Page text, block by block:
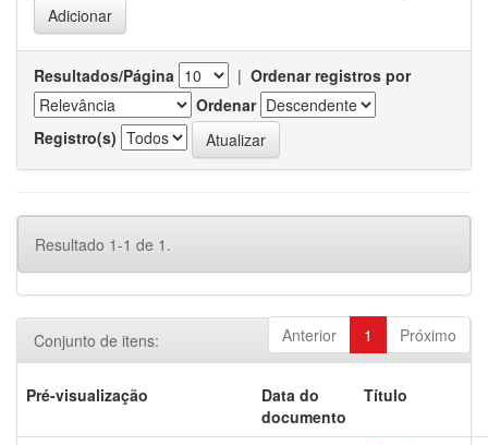
Resultados/Página | Ordenar registros por
Ordenar
Registro(s)
Resultado 1-1 de 1.
Anterior 1 Próximo
Conjunto de itens:
Pré-visualização
Data do
documento
Título